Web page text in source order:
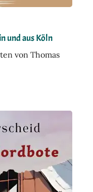
und aus Köln
von Thomas